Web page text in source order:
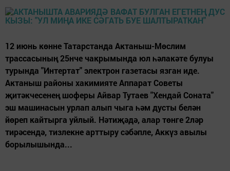
12 июнь көнне Татарстанда Актаныш-Мөслим
трассасының 25нче чакрымында юл һәлакәте булуы
турында "Интертат" электрон газетасы язган иде.
Актаныш районы хакимияте Аппарат Советы
җитәкчесенең шоферы Айвар Тутаев "Хендай Соната"
эш машинасын урлап алып чыга һәм дусты белән
йөреп кайтырга уйлый. Нәтиҗәдә, алар төнге 2ләр
тирәсендә, тизлекне арттыру сәбәпле, Аккүз авылы
борылышында...